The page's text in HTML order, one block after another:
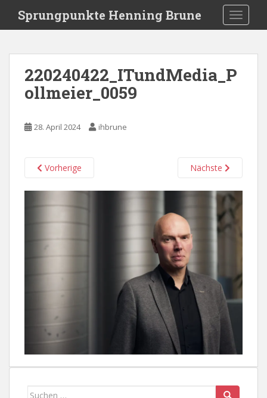
i
Sprungpunkte Henning Brune
220240422_ITundMedia_P
ollmeier_0059
28. April 2024 ihbrune
Vorherige Nächste
Suchen